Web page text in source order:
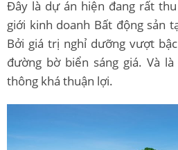
Đây là dự án hiện đang rất
giới kinh doanh Bất động sản
Bởi giá trị nghỉ dưỡng vượt
đường bờ biển sáng giá. Và
thông khá thuận lợi.